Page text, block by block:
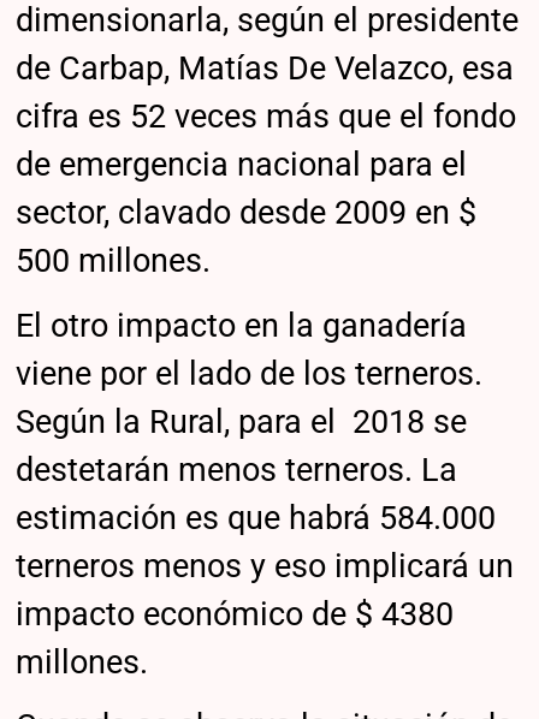
dimensionarla, según el presidente
de Carbap, Matías De Velazco, esa
cifra es 52 veces más que el fondo
de emergencia nacional para el
sector, clavado desde 2009 en $
500 millones.
El otro impacto en la ganadería
viene por el lado de los terneros.
Según la Rural, para el 2018 se
destetarán menos terneros. La
estimación es que habrá 584.000
terneros menos y eso implicará un
impacto económico de $ 4380
millones.